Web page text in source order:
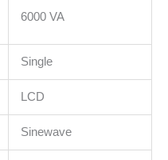
6000 VA
Single
LCD
Sinewave